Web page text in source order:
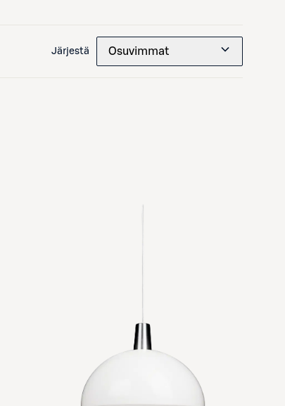
Järjestä Osuvimmat